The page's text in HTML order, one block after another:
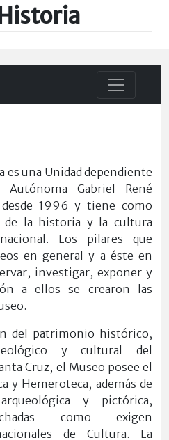
es una Unidad dependiente
Gabriel René
1996 y tiene como
de la historia y la cultura
Los pilares que
en general y a éste en
investigar, exponer y
a el los se crearon las
del patrimonio histórico,
y cultural del
Cruz, el Museo posee el
y Hemeroteca, además de
y pictórica,
como exigen
de Cultura. La